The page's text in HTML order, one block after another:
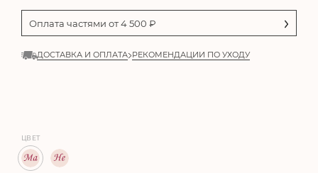
Оплата частями от4 500 ₽
ДОСТАВКА И ОПЛАТА РЕКОМЕНДАЦИИ ПО УХОДУ
ЦВЕТ